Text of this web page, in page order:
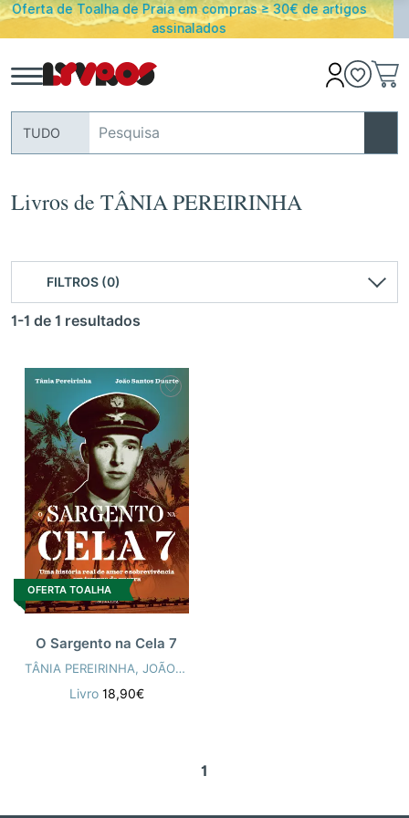
de artigos
PORTES GRATUITOS em encomendas
TUDO
Livros de TÂNIA PEREIRINHA
FILTROS (0)
1-1 de 1 resultados
OFERTA TOALHA
O Sargento na Cela 7
TÂNIA PEREIRINHA, JOÃO SANTOS DUARTE
Livro 18,90€
1